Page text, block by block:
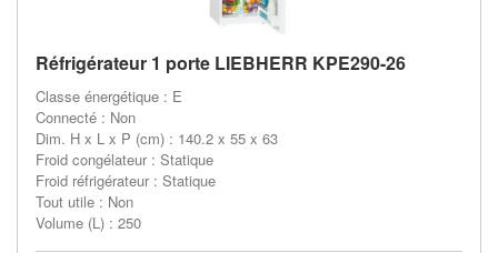
Réfrigérateur 1 porte LIEBHERR KPE290-26
Classe énergétique : E
Connecté : Non
Dim. H x L x P (cm) : 140.2 x 55 x 63
Froid congélateur : Statique
Froid réfrigérateur : Statique
Tout utile : Non
Volume (L) : 250